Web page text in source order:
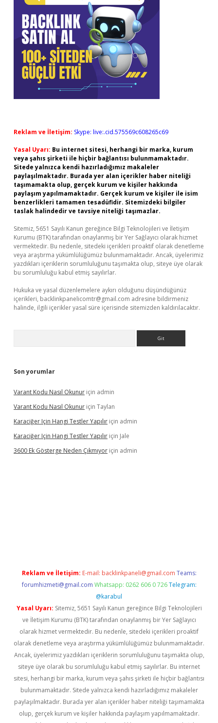
Reklam ve İletişim: Skype: live:.cid.575569c608265c69
Yasal Uyarı: Bu internet sitesi, herhangi bir marka, kurum
veya şahıs şirketi ile hiçbir bağlantısı bulunmamaktadır.
Sitede yalnızca kendi hazırladığımız makaleler
paylaşılmaktadır. Burada yer alan içerikler haber niteliği
taşımamakta olup, gerçek kurum ve kişiler hakkında
paylaşım yapılmamaktadır. Gerçek kurum ve kişiler ile isim
benzerlikleri tamamen tesadüfidir. Sitemizdeki bilgiler
taslak halindedir ve tavsiye niteliği taşımazlar.
Sitemiz, 5651 Sayılı Kanun gereğince Bilgi Teknolojileri ve İletişim
Kurumu (BTK) tarafından onaylanmış bir Yer Sağlayıcı olarak hizmet
vermektedir. Bu nedenle, sitedeki içerikleri proaktif olarak denetleme
veya araştırma yükümlülüğümüz bulunmamaktadır. Ancak, üyelerimiz
yazdıkları içeriklerin sorumluluğunu taşımakta olup, siteye üye olarak
bu sorumluluğu kabul etmiş sayılırlar.
Hukuka ve yasal düzenlemelere aykırı olduğunu düşündüğünüz
içerikleri, backlinkpanelicomtr@gmail.com adresine bildirmeniz
halinde, ilgili içerikler yasal süre içerisinde sitemizden kaldırılacaktır.
Son yorumlar
Varant Kodu Nasıl Okunur için admin
Varant Kodu Nasıl Okunur için Taylan
Karaciğer Için Hangi Testler Yapılır için admin
Karaciğer Için Hangi Testler Yapılır için Jale
3600 Ek Gösterge Neden Çıkmıyor için admin
Reklam ve İletişim: E-mail: backlinkpaneli@gmail.com Teams:
forumhizmeti@gmail.com Whatsapp: 0262 606 0 726 Telegram:
@karabul
Yasal Uyarı: Sitemiz, 5651 Sayılı Kanun gereğince Bilgi Teknolojileri
ve İletişim Kurumu (BTK) tarafından onaylanmış bir Yer Sağlayıcı
olarak hizmet vermektedir. Bu nedenle, sitedeki içerikleri proaktif
olarak denetleme veya araştırma yükümlülüğümüz bulunmamaktadır.
Ancak, üyelerimiz yazdıkları içeriklerin sorumluluğunu taşımakta olup,
siteye üye olarak bu sorumluluğu kabul etmiş sayılırlar. Bu internet
sitesi, herhangi bir marka, kurum veya şahıs şirketi ile hiçbir bağlantısı
bulunmamaktadır. Sitede yalnızca kendi hazırladığımız makaleler
paylaşılmaktadır. Burada yer alan içerikler haber niteliği taşımamakta
olup, gerçek kurum ve kişiler hakkında paylaşım yapılmamaktadır.